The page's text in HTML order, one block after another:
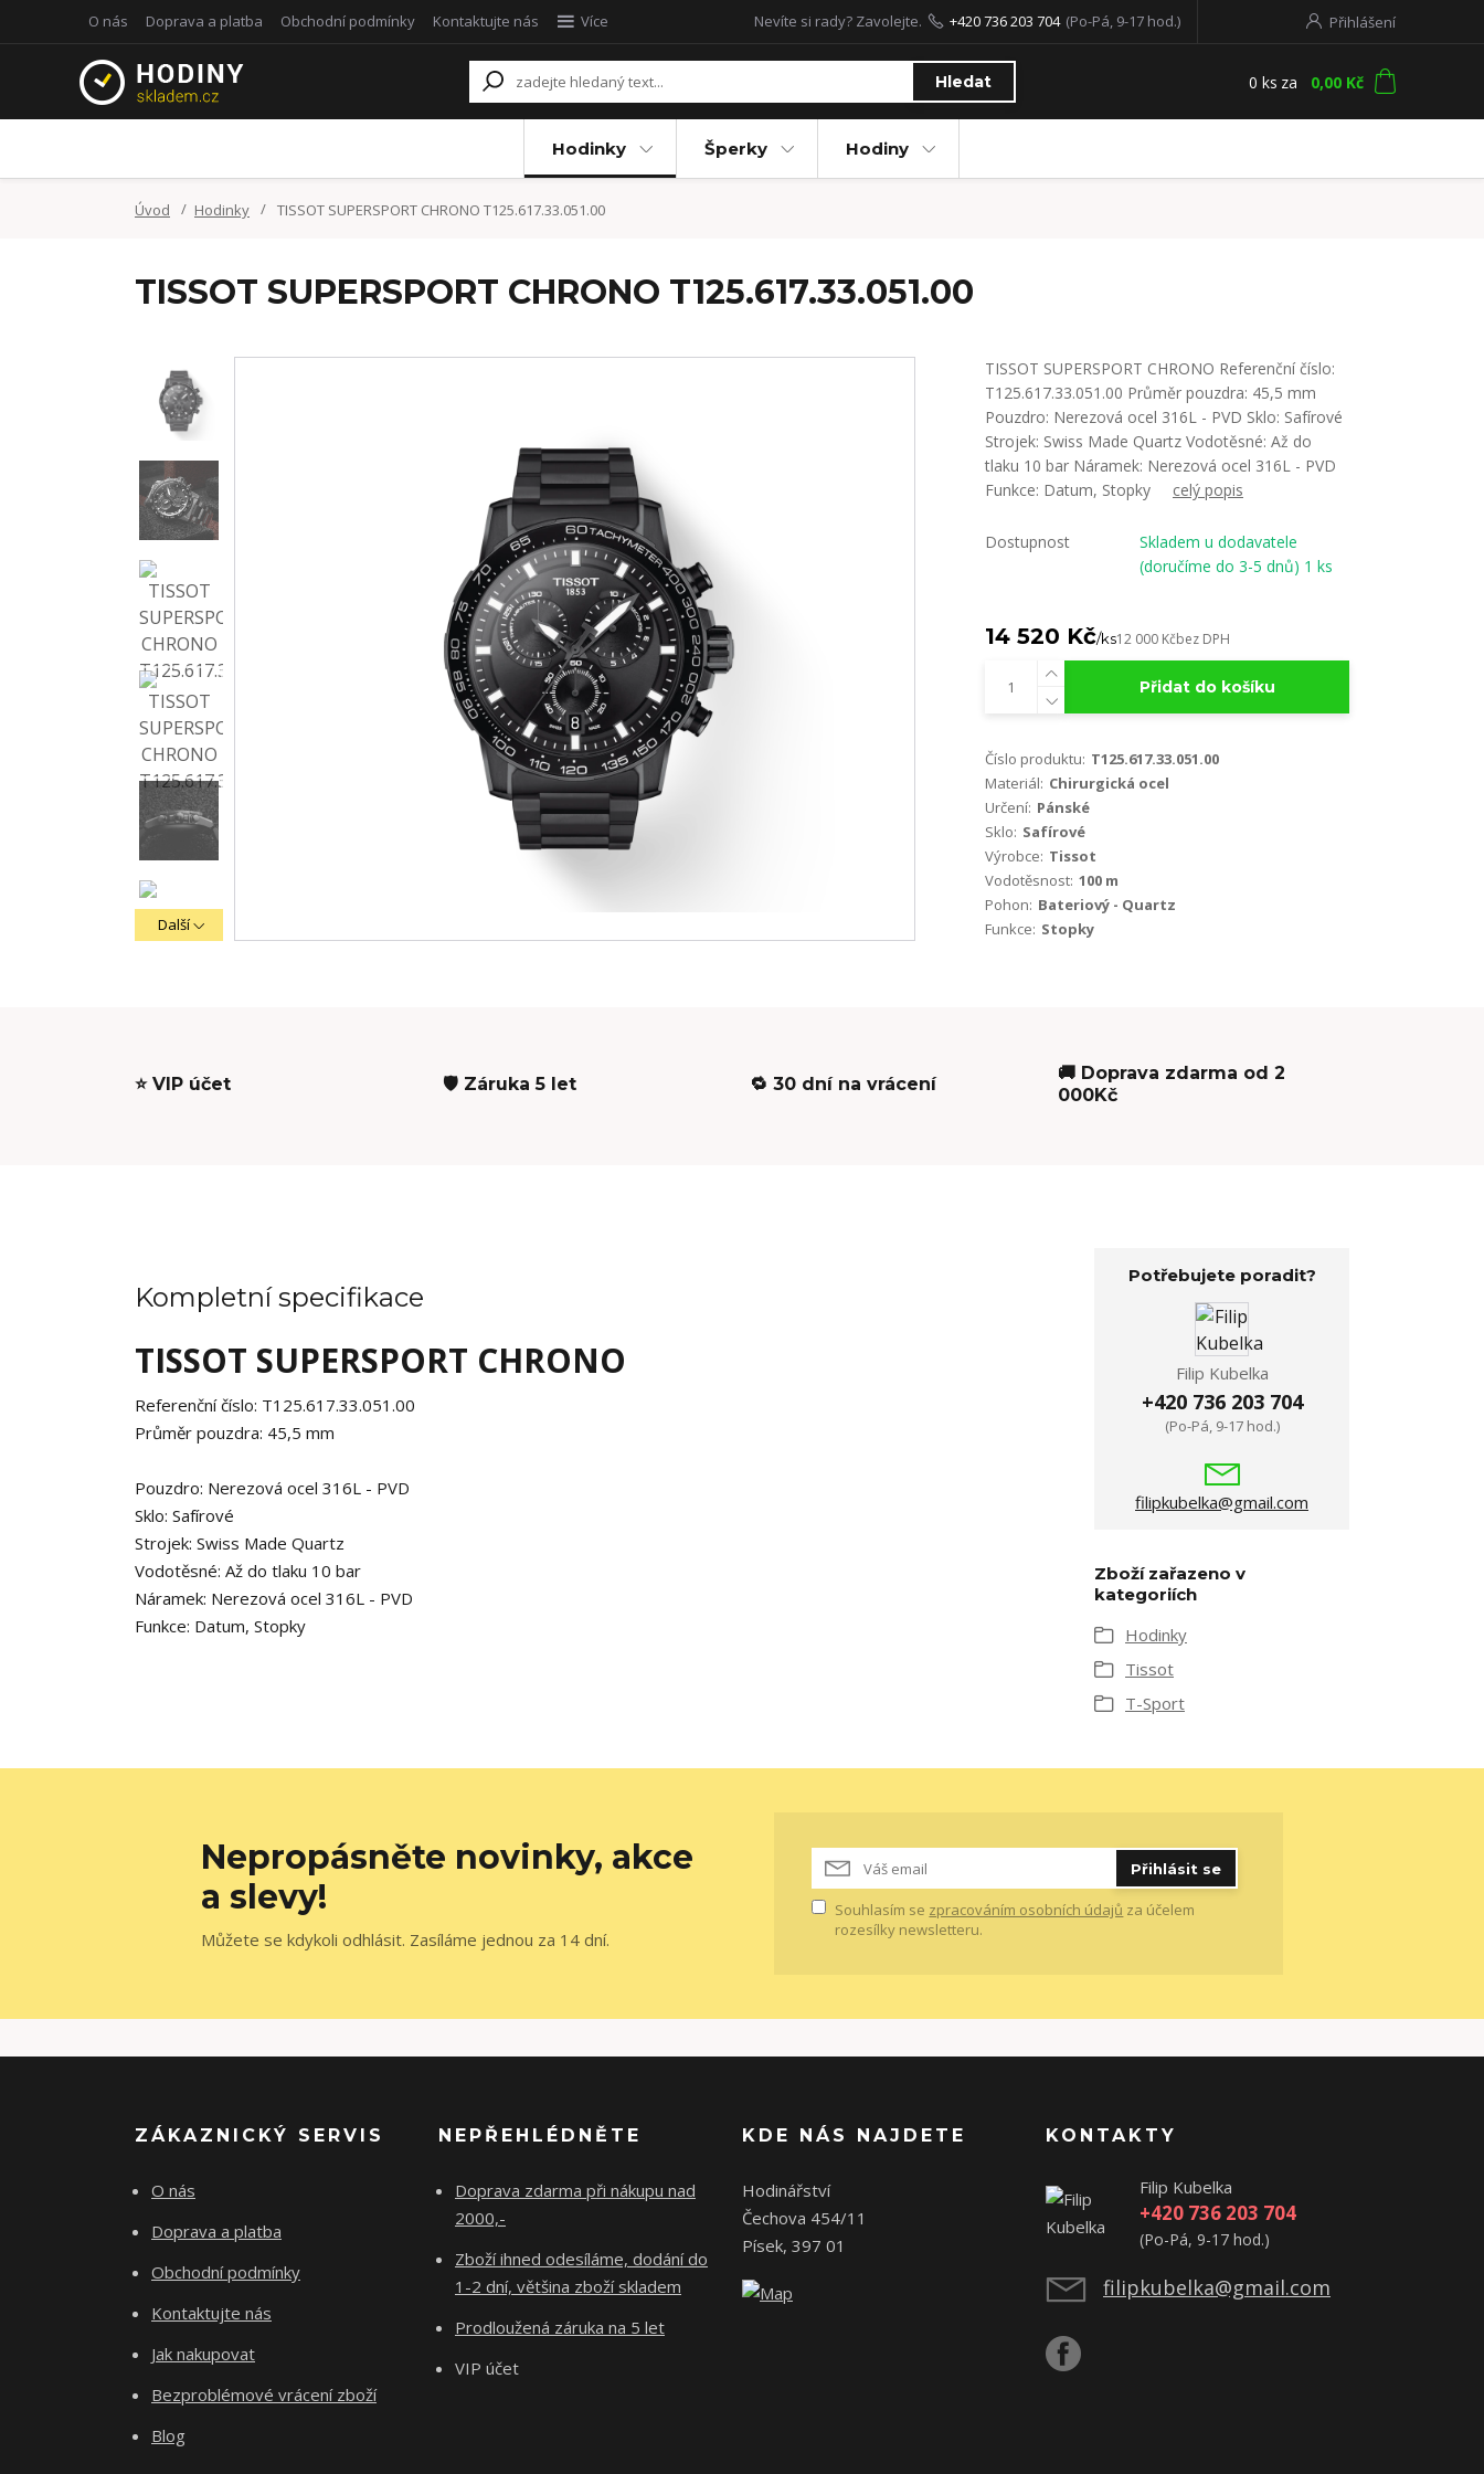
O nás Doprava a platba Obchodní podmínky Kontaktujte nás Více Přihlášení
Hledat
Nevíte si rady? Zavolejte. +420 736 203 704 (Po-Pá, 9-17 hod.)
0 ks za 0,00 Kč
Hodinky Šperky Hodiny
Úvod Hodinky TISSOT SUPERSPORT CHRONO T125.617.33.051.00
TISSOT SUPERSPORT CHRONO T125.617.33.051.00
Další
TISSOT SUPERSPORT CHRONO Referenční číslo:
T125.617.33.051.00 Průměr pouzdra: 45,5 mm
Pouzdro: Nerezová ocel 316L - PVD Sklo: Safírové
Strojek: Swiss Made Quartz Vodotěsné: Až do
tlaku 10 bar Náramek: Nerezová ocel 316L - PVD
Funkce: Datum, Stopky celý popis
Dostupnost
Skladem u dodavatele
(doručíme do 3-5 dnů) 1 ks
14 520 Kč/ks12 000 Kčbez DPH
Přidat do košíku
Číslo produktu: T125.617.33.051.00
Materiál: Chirurgická ocel
Určení: Pánské
Sklo: Safírové
Výrobce: Tissot
Vodotěsnost: 100 m
Pohon: Bateriový - Quartz
Funkce: Stopky
⭐ VIP účet 🛡️ Záruka 5 let 🔁 30 dní na vrácení
🚚 Doprava zdarma od 2
000Kč
Kompletní specifikace
TISSOT SUPERSPORT CHRONO
Referenční číslo: T125.617.33.051.00
Průměr pouzdra: 45,5 mm
Pouzdro: Nerezová ocel 316L - PVD
Sklo: Safírové
Strojek: Swiss Made Quartz
Vodotěsné: Až do tlaku 10 bar
Náramek: Nerezová ocel 316L - PVD
Funkce: Datum, Stopky
Potřebujete poradit?
Filip Kubelka
+420 736 203 704
(Po-Pá, 9-17 hod.)
filipkubelka@gmail.com
Zboží zařazeno v
kategoriích
Hodinky
Tissot
T-Sport
Nepropásněte novinky, akce
a slevy!
Můžete se kdykoli odhlásit. Zasíláme jednou za 14 dní.
Přihlásit se
Souhlasím se zpracováním osobních údajů za účelem
rozesílky newsletteru.
ZÁKAZNICKÝ SERVIS
O nás
Doprava a platba
Obchodní podmínky
Kontaktujte nás
Jak nakupovat
Bezproblémové vrácení zboží
Blog
NEPŘEHLÉDNĚTE
Doprava zdarma při nákupu nad
2000,-
Zboží ihned odesíláme, dodání do
1-2 dní, většina zboží skladem
Prodloužená záruka na 5 let
VIP účet
KDE NÁS NAJDETE
Hodinářství
Čechova 454/11
Písek, 397 01
KONTAKTY
Filip Kubelka
+420 736 203 704
(Po-Pá, 9-17 hod.)
filipkubelka@gmail.com